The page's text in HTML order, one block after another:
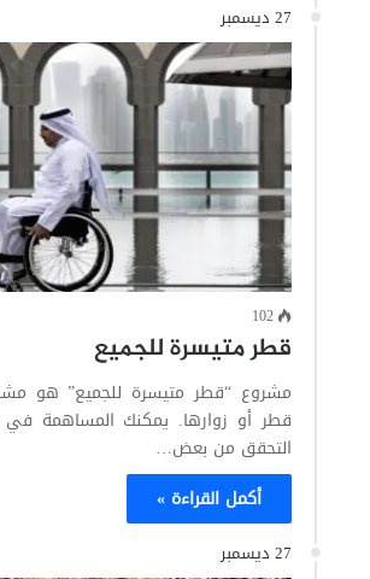
27 ديسمبر
102
قطر متيسرة للجميع
مشروع “قطر متيسرة للجميع” هو
قطر أو زوارها. يمكنك المساهمة
التحقق من بعض…
أكمل القراءة »
27 ديسمبر